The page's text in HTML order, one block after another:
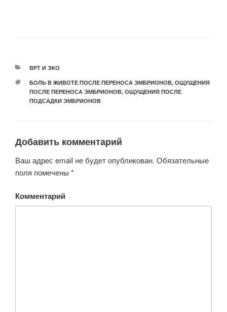
РУБРИКИ
ВРТ И ЭКО
МЕТКИ
БОЛЬ В ЖИВОТЕ ПОСЛЕ ПЕРЕНОСА ЭМБРИОНОВ, ОЩУЩЕНИЯ
ПОСЛЕ ПЕРЕНОСА ЭМБРИОНОВ, ОЩУЩЕНИЯ ПОСЛЕ
ПОДСАДКИ ЭМБРИОНОВ
Добавить комментарий
Ваш адрес email не будет опубликован. Обязательные
поля помечены *
Комментарий